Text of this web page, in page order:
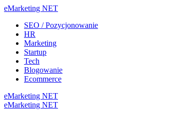
eMarketing NET
SEO / Pozycjonowanie
HR
Marketing
Startup
Tech
Blogowanie
Ecommerce
eMarketing NET
eMarketing NET